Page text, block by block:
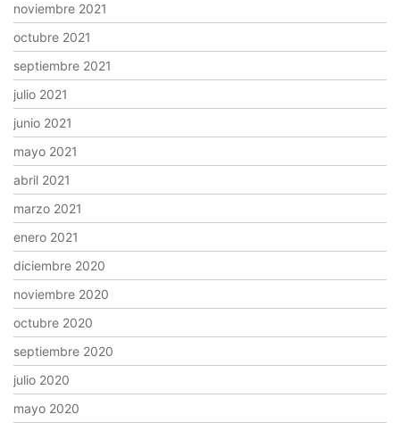
noviembre 2021
octubre 2021
septiembre 2021
julio 2021
junio 2021
mayo 2021
abril 2021
marzo 2021
enero 2021
diciembre 2020
noviembre 2020
octubre 2020
septiembre 2020
julio 2020
mayo 2020